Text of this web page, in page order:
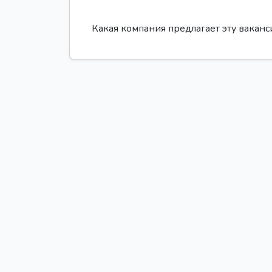
Какая компания предлагает эту